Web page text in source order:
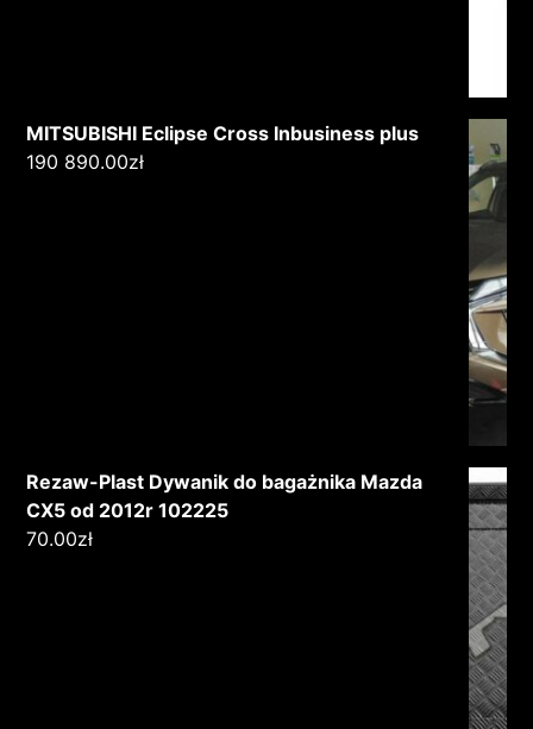
MITSUBISHI Eclipse Cross Inbusiness plus
190 890.00zł
Rezaw-Plast Dywanik do bagażnika Mazda
CX5 od 2012r 102225
70.00zł